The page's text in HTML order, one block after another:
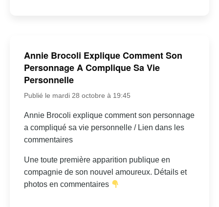
Annie Brocoli Explique Comment Son
Personnage A Complique Sa Vie
Personnelle
Publié le mardi 28 octobre à 19:45
Annie Brocoli explique comment son personnage
a compliqué sa vie personnelle / Lien dans les
commentaires
Une toute première apparition publique en
compagnie de son nouvel amoureux. Détails et
photos en commentaires